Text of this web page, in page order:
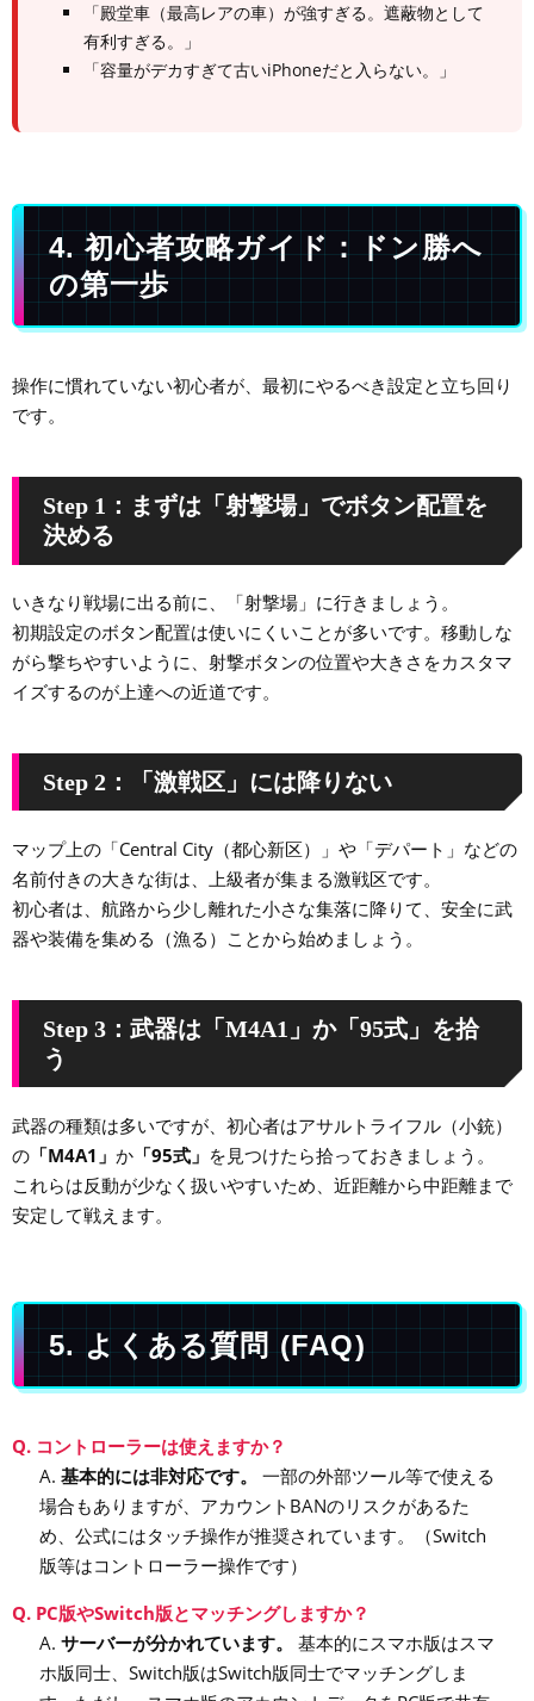
「殿堂車（最高レアの車）が強すぎる。遮蔽物として
有利すぎる。」
「容量がデカすぎて古いiPhoneだと入らない。」
4. 初心者攻略ガイド：ドン勝へ
の第一歩
操作に慣れていない初心者が、最初にやるべき設定と立ち回り
です。
Step 1：まずは「射撃場」でボタン配置を
決める
いきなり戦場に出る前に、「射撃場」に行きましょう。
初期設定のボタン配置は使いにくいことが多いです。移動しな
がら撃ちやすいように、射撃ボタンの位置や大きさをカスタマ
イズするのが上達への近道です。
Step 2：「激戦区」には降りない
マップ上の「Central City（都心新区）」や「デパート」などの
名前付きの大きな街は、上級者が集まる激戦区です。
初心者は、航路から少し離れた小さな集落に降りて、安全に武
器や装備を集める（漁る）ことから始めましょう。
Step 3：武器は「M4A1」か「95式」を拾
う
武器の種類は多いですが、初心者はアサルトライフル（小銃）
の 「M4A1」 か 「95式」 を見つけたら拾っておきましょう。
これらは反動が少なく扱いやすいため、近距離から中距離まで
安定して戦えます。
5. よくある質問 (FAQ)
Q. コントローラーは使えますか？
A. 基本的には非対応です。
一部の外部ツール等で使える
場合もありますが、アカウントBANのリスクがあるた
め、公式にはタッチ操作が推奨されています。（Switch
版等はコントローラー操作です）
Q. PC版やSwitch版とマッチングしますか？
A. サーバーが分かれています。
基本的にスマホ版はスマ
ホ版同士、Switch版はSwitch版同士でマッチングしま